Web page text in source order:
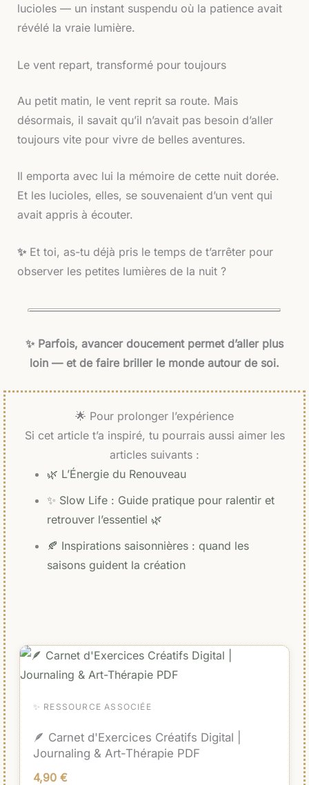
lucioles — un instant suspendu où la patience avait
révélé la vraie lumière.
Le vent repart, transformé pour toujours
Au petit matin, le vent reprit sa route. Mais
désormais, il savait qu’il n’avait pas besoin d’aller
toujours vite pour vivre de belles aventures.
Il emporta avec lui la mémoire de cette nuit dorée.
Et les lucioles, elles, se souvenaient d’un vent qui
avait appris à écouter.
✨Et toi, as-tu déjà pris le temps de t’arrêter pour
observer les petites lumières de la nuit ?
✨ Parfois, avancer doucement permet d’aller plus
loin — et de faire briller le monde autour de soi.
🌟 Pour prolonger l’expérience
Si cet article t’a inspiré, tu pourrais aussi aimer les
articles suivants :
🌿 L’Énergie du Renouveau
✨ Slow Life : Guide pratique pour ralentir et
retrouver l’essentiel 🌿
🍂 Inspirations saisonnières : quand les
saisons guident la création
✨ RESSOURCE ASSOCIÉE
🪶 Carnet d'Exercices Créatifs Digital |
Journaling & Art-Thérapie PDF
4,90 €